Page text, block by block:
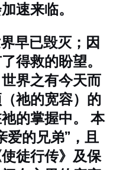
速来临。
早已毁灭；因
得救的盼望。
界之有今天而
祂的宽容）的
的掌握中。
本
爱的兄弟”，且
徒行传》及保